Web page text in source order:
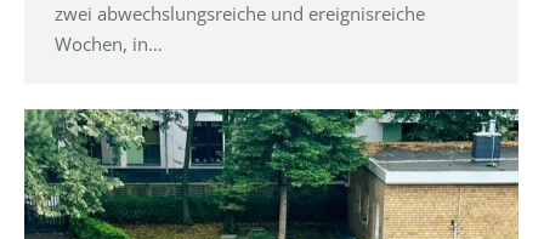
zwei abwechslungsreiche und ereignisreiche
Wochen, in…